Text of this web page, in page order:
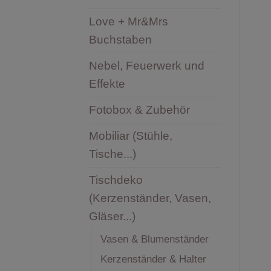
Love + Mr&Mrs
Buchstaben
Nebel, Feuerwerk und
Effekte
Fotobox & Zubehör
Mobiliar (Stühle,
Tische...)
Tischdeko
(Kerzenständer, Vasen,
Gläser...)
Vasen & Blumenständer
Kerzenständer & Halter